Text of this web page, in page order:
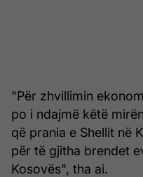
"Për zhvillimin
po i ndajmë këtë
që prania e Shellit në
për të gjitha brendet
Kosovës", tha ai.